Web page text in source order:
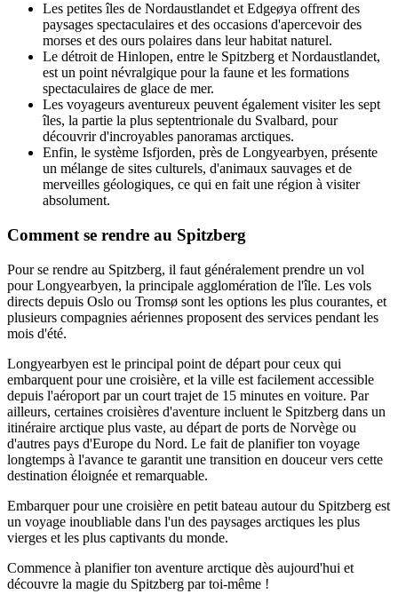
Les petites îles de Nordaustlandet et Edgeøya offrent des
paysages spectaculaires et des occasions d'apercevoir des
morses et des ours polaires dans leur habitat naturel.
Le détroit de Hinlopen, entre le Spitzberg et Nordaustlandet,
est un point névralgique pour la faune et les formations
spectaculaires de glace de mer.
Les voyageurs aventureux peuvent également visiter les sept
îles, la partie la plus septentrionale du Svalbard, pour
découvrir d'incroyables panoramas arctiques.
Enfin, le système Isfjorden, près de Longyearbyen, présente
un mélange de sites culturels, d'animaux sauvages et de
merveilles géologiques, ce qui en fait une région à visiter
absolument.
Comment se rendre au Spitzberg
Pour se rendre au Spitzberg, il faut généralement prendre un vol
pour Longyearbyen, la principale agglomération de l'île. Les vols
directs depuis Oslo ou Tromsø sont les options les plus courantes, et
plusieurs compagnies aériennes proposent des services pendant les
mois d'été.
Longyearbyen est le principal point de départ pour ceux qui
embarquent pour une croisière, et la ville est facilement accessible
depuis l'aéroport par un court trajet de 15 minutes en voiture. Par
ailleurs, certaines croisières d'aventure incluent le Spitzberg dans un
itinéraire arctique plus vaste, au départ de ports de Norvège ou
d'autres pays d'Europe du Nord. Le fait de planifier ton voyage
longtemps à l'avance te garantit une transition en douceur vers cette
destination éloignée et remarquable.
Embarquer pour une croisière en petit bateau autour du Spitzberg est
un voyage inoubliable dans l'un des paysages arctiques les plus
vierges et les plus captivants du monde.
Commence à planifier ton aventure arctique dès aujourd'hui et
découvre la magie du Spitzberg par toi-même !